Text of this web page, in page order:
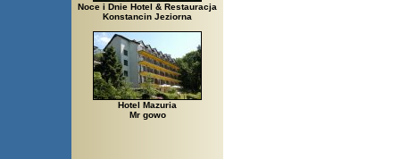
Noce i Dnie Hotel & Restauracja
Konstancin Jeziorna
Hotel Mazuria
Mr gowo